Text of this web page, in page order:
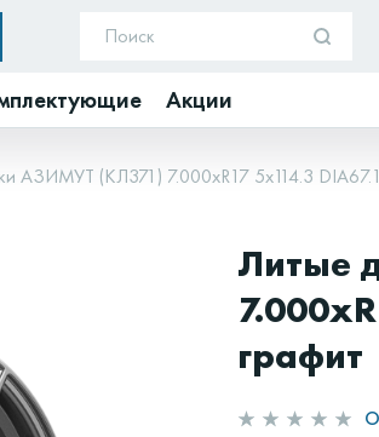
Акции
АЗИМУТ (КЛ371) 7.000xR17 5x114.3
Литые
графит